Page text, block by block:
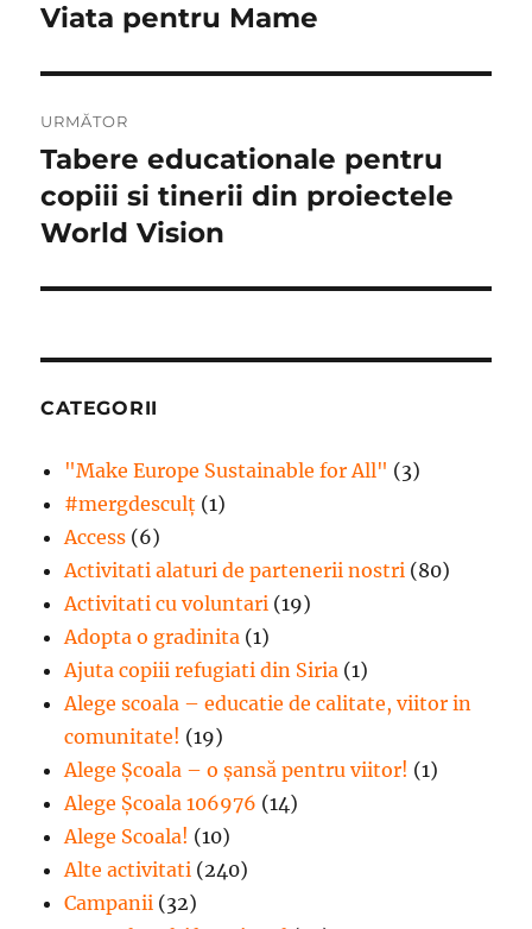
Viata pentru Mame
URMĂTOR
Articolul
următor:
Tabere educationale pentru
copiii si tinerii din proiectele
World Vision
CATEGORII
"Make Europe Sustainable for All" (3)
#mergdesculţ (1)
Access (6)
Activitati alaturi de partenerii nostri (80)
Activitati cu voluntari (19)
Adopta o gradinita (1)
Ajuta copiii refugiati din Siria (1)
Alege scoala – educatie de calitate, viitor in
comunitate! (19)
Alege Şcoala – o şansă pentru viitor! (1)
Alege Școala 106976 (14)
Alege Scoala! (10)
Alte activitati (240)
Campanii (32)